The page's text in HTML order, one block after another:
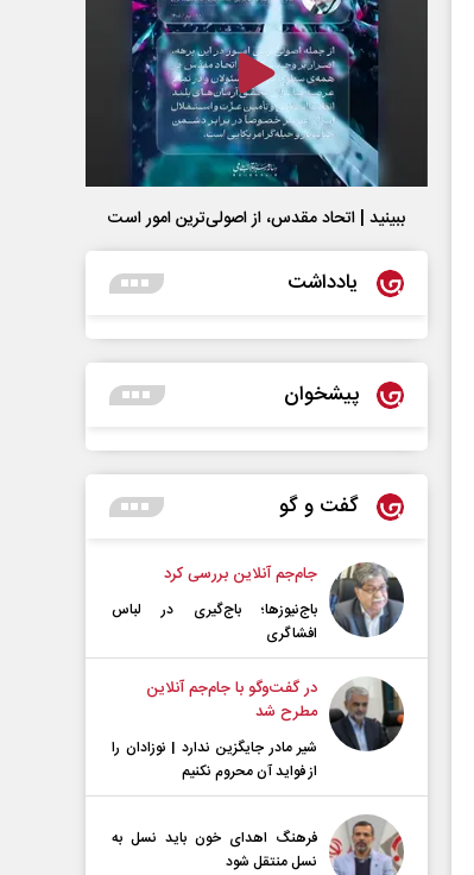
ببینید | اتحاد مقدس، از اصولی‌ترین امور است
یادداشت
پیشخوان
گفت و گو
جام‌جم آنلاین بررسی کرد
باج‌نیوزها؛ باج‌گیری در لباس
افشاگری
در گفت‌و‌گو با جام‌جم آنلاین
مطرح شد
شیر مادر جایگزین ندارد | نوزادان را
از فواید آن محروم نکنیم
فرهنگ اهدای خون باید نسل به
نسل منتقل شود